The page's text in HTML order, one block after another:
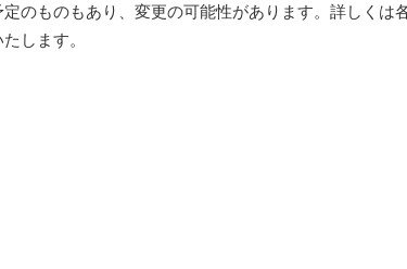
のものもあり、変更の可能性があります。詳しくは
します。